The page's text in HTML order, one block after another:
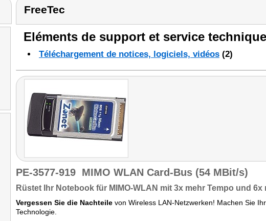
FreeTec
Eléments de support et service
Téléchargement de notices, logiciels, vidéos (2)
PE-3577-919 MIMO WLAN Card-Bus (54 MBit/s)
Rüstet Ihr Notebook für MIMO-WLAN mit 3x mehr Tempo und
Vergessen Sie die Nachteile von Wireless LAN-Netzwerken! Machen Sie
Technologie.